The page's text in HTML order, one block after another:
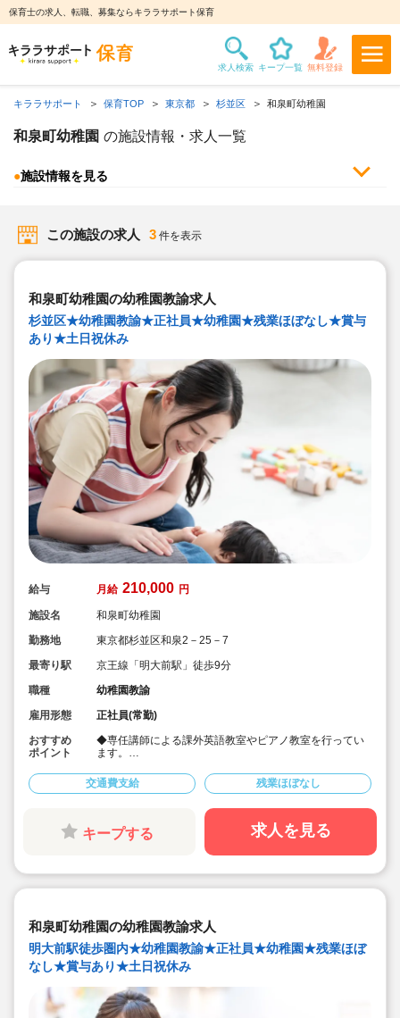
保育士の求人、転職、募集ならキララサポート保育
キララサポート 保育TOP 東京都 杉並区 和泉町幼稚園
和泉町幼稚園 の施設情報・求人一覧
●施設情報を見る
この施設の求人 3 件を表示
和泉町幼稚園の幼稚園教諭求人
杉並区★幼稚園教諭★正社員★幼稚園★残業ほぼなし★賞与
あり★土日祝休み
給与 月給 210,000 円
施設名
和泉町幼稚園
勤務地
東京都杉並区和泉2－25－7
最寄り駅
京王線「明大前駅」徒歩9分
職種
幼稚園教諭
雇用形態
正社員(常勤)
おすすめ
ポイント
◆専任講師による課外英語教室やピアノ教室を行ってい
ます。
います。
◆土日固定休み！残業ほぼなし！
交通費支給 残業ほぼなし
キープする 求人を見る
和泉町幼稚園の幼稚園教諭求人
明大前駅徒歩圏内★幼稚園教諭★正社員★幼稚園★残業ほぼ
なし★賞与あり★土日祝休み